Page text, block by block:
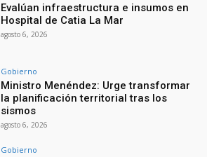
Evalúan infraestructura e insumos en
Hospital de Catia La Mar
agosto 6, 2026
Gobierno
Ministro Menéndez: Urge transformar
la planificación territorial tras los
sismos
agosto 6, 2026
Gobierno